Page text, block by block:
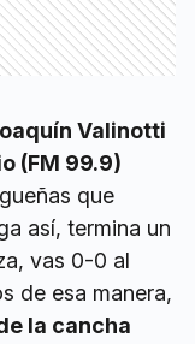
Valinotti
(FM 99.9)
que
así, termina un
vas 0-0 al
de esa manera,
la cancha